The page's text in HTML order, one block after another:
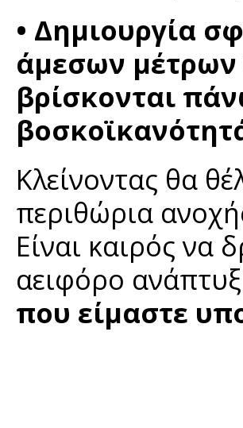
• Δημιουργία
άμεσων
βρίσκονται
Κλείνοντας θα
περιθώρια
Είναι καιρός να
αειφόρο
που είμαστε